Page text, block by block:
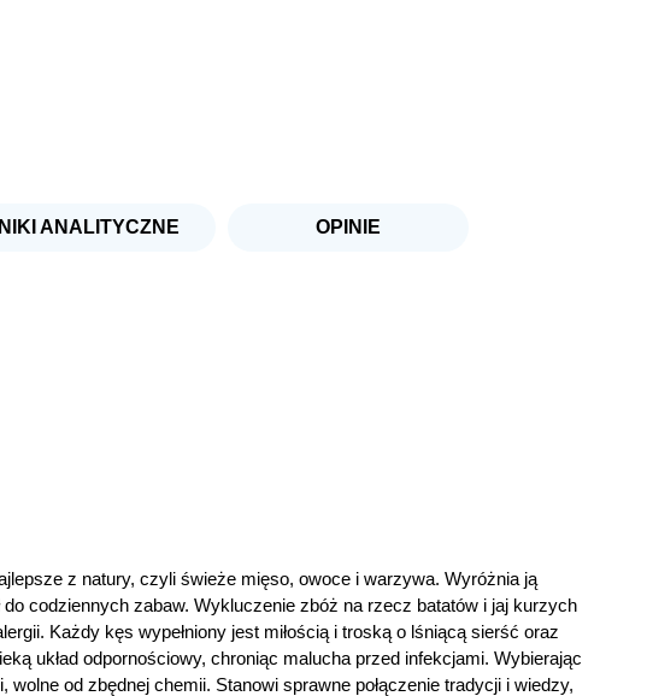
ANALITYCZNE OPINIE
z natury, czyli świeże mięso, owoce i warzywa. Wyróżnia ją
codziennych zabaw. Wykluczenie zbóż na rzecz batatów i jaj kurzych
Każdy kęs wypełniony jest miłością i troską o lśniącą sierść oraz
układ odpornościowy, chroniąc malucha przed infekcjami. Wybierając
od zbędnej chemii. Stanowi sprawne połączenie tradycji i wiedzy,